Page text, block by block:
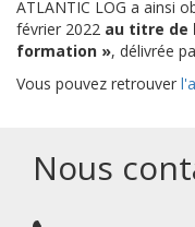
ATLANTIC LOG a ainsi
février 2022 au titre de
formation », délivrée
Vous pouvez retrouver
Nous